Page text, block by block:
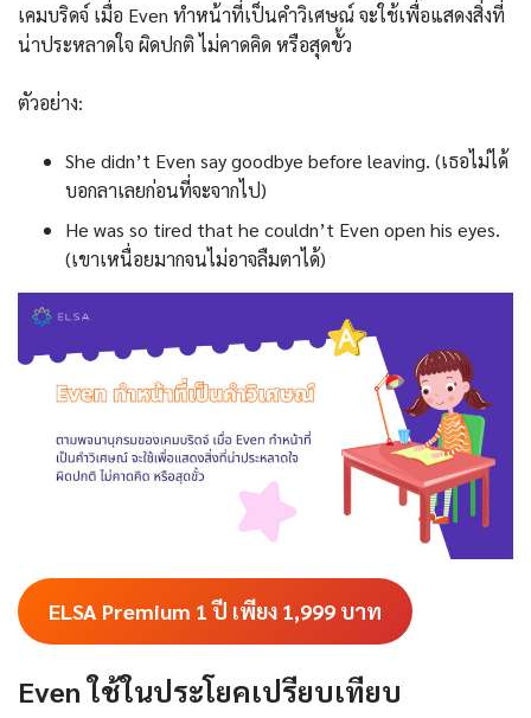
เคมบริดจ์ เมื่อ Even ทำหน้าที่เป็นคำวิเศษณ์ จะใช้เพื่อแสดงสิ่งที่
น่าประหลาดใจ ผิดปกติ ไม่คาดคิด หรือสุดขั้ว
ตัวอย่าง:
She didn’t Even say goodbye before leaving. (เธอไม่ได้
บอกลาเลยก่อนที่จะจากไป)
He was so tired that he couldn’t Even open his eyes.
(เขาเหนื่อยมากจนไม่อาจลืมตาได้)
ELSA Premium 1 ปี เพียง 1,999 บาท
Even ใช้ในประโยคเปรียบเทียบ